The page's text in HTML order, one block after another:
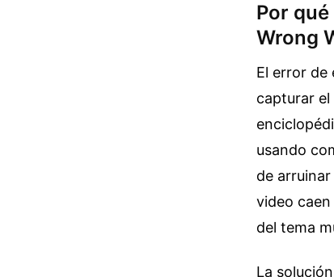
Por
Wrong
El error de
capturar
usando
de
video
del tema
La